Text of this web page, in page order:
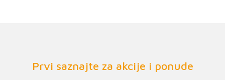
Prvi saznajte za akcije i ponude